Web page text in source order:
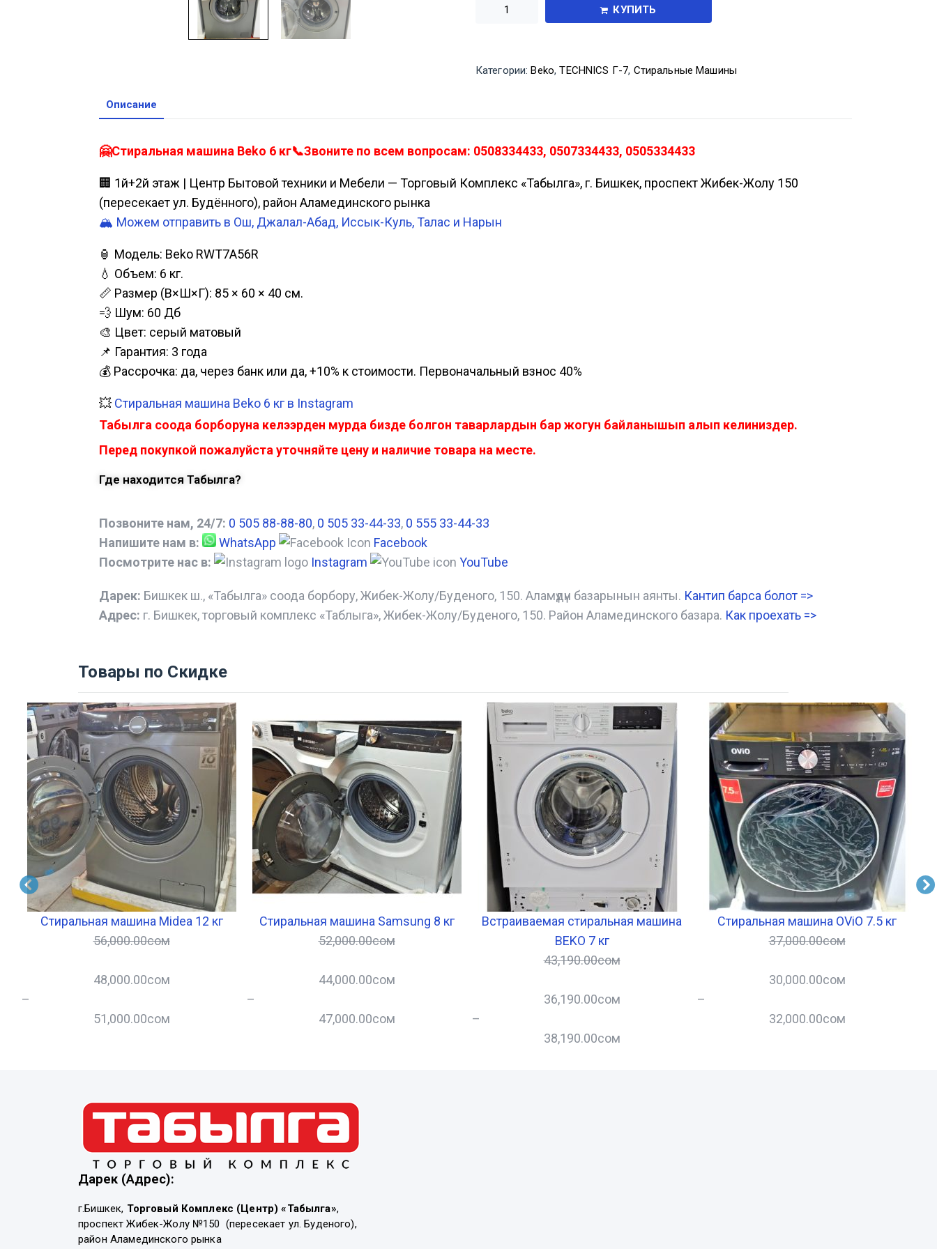
КУПИТЬ
Категории: Beko,TECHNICS Г-7, Стиральные Машины
Описание
🤗Стиральная машина Beko 6 кг📞Звоните по всем вопросам: 0508334433, 0507334433, 0505334433
🏢 1й+2й этаж | Центр Бытовой техники и Мебели — Торговый Комплекс «Табылга», г. Бишкек, проспект Жибек-Жолу 150
(пересекает ул. Будённого), район Аламединского рынка
🏔️ Можем отправить в Ош, Джалал-Абад, Иссык-Куль, Талас и Нарын
🏮 Модель: Beko RWT7A56R
💧 Объем: 6 кг.
📏 Размер (В×Ш×Г): 85 × 60 × 40 см.
💨 Шум: 60 Дб
🎨 Цвет: серый матовый
📌 Гарантия: 3 года
💰 Рассрочка: да, через банк или да, +10% к стоимости. Первоначальный взнос 40%
💥 Стиральная машина Beko 6 кг в Instagram
Табылга соода борборуна келээрден мурда бизде болгон таварлардын бар жогун байланышып алып келиниздер.
Перед покупкой пожалуйста уточняйте цену и наличие товара на месте.
Где находится Табылга?
Позвоните нам, 24/7: 0 505 88-88-80, 0 505 33-44-33, 0 555 33-44-33
Напишите нам в:
WhatsApp
Facebook
Посмотрите нас в:
Instagram YouTube
Дарек: Бишкек ш., «Табылга» соода борбору, Жибек-Жолу/Буденого, 150. Аламүдүн базарынын аянты. Кантип барса болот =>
Адрес: г. Бишкек, торговый комплекс «Таблыга», Жибек-Жолу/Буденого, 150. Район Аламединского базара. Как проехать =>
Товары по Скидке
Стиральная машина Midea 12 кг
56,000.00сом
48,000.00сом
–
51,000.00сом
Стиральная машина Samsung 8 кг
52,000.00сом
44,000.00сом
–
47,000.00сом
Встраиваемая стиральная машина
BEKO 7 кг
43,190.00сом
36,190.00сом
–
38,190.00сом
Стиральная машина OViO 7.5 кг
37,000.00сом
30,000.00сом
–
32,000.00сом
Дарек (Адрес):
г.Бишкек, Торговый Комплекс (Центр) «Табылга»,
проспект Жибек-Жолу №150 (пересекает ул. Буденого),
район Аламединского рынка